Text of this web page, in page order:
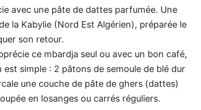
avec une pâte de dattes parfumée. Une
la Kabylie (Nord Est Algérien), préparée le
son retour.
ce mbardja seul ou avec un bon café,
simple : 2 pâtons de semoule de blé dur
une couche de pâte de ghers (dattes)
en losanges ou carrés réguliers.